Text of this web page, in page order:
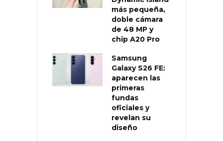
más pequeña,
doble cámara
de 48 MP y
chip A20 Pro
Samsung
Galaxy S26 FE:
aparecen las
primeras
fundas
oficiales y
revelan su
diseño